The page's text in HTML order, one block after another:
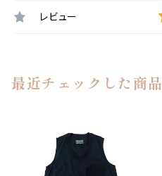
レビュー
最近チェックした商品